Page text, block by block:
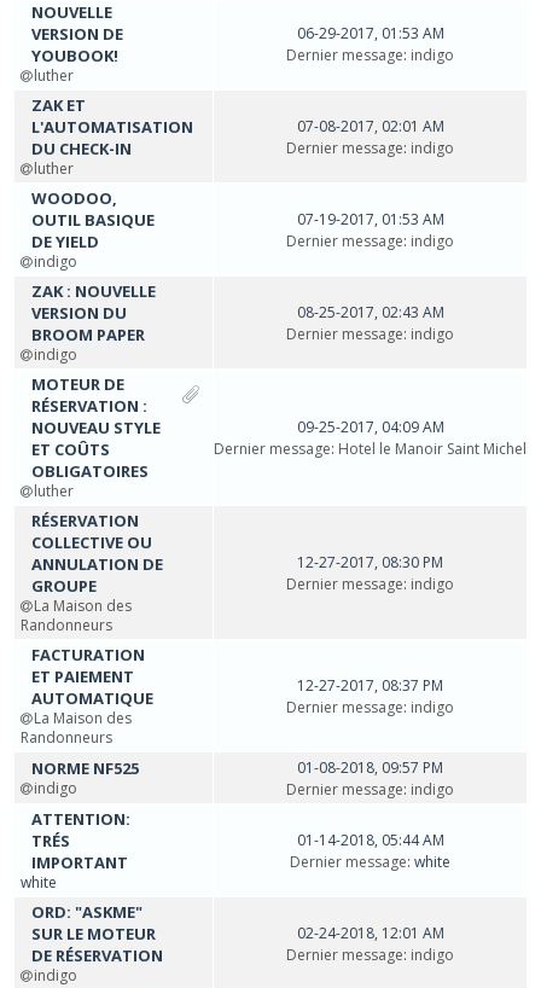
NOUVELLE
VERSION DE
YOUBOOK!
luther
06-29-2017, 01:53 AM
Dernier message: indigo
ZAK ET
L'AUTOMATISATION
DU CHECK-IN
luther
07-08-2017, 02:01 AM
Dernier message: indigo
WOODOO,
OUTIL BASIQUE
DE YIELD
indigo
07-19-2017, 01:53 AM
Dernier message: indigo
ZAK : NOUVELLE
VERSION DU
BROOM PAPER
indigo
08-25-2017, 02:43 AM
Dernier message: indigo
MOTEUR DE
RÉSERVATION :
NOUVEAU STYLE
ET COÛTS
OBLIGATOIRES
luther
09-25-2017, 04:09 AM
Dernier message: Hotel le Manoir Saint Michel
RÉSERVATION
COLLECTIVE OU
ANNULATION DE
GROUPE
La Maison des
Randonneurs
12-27-2017, 08:30 PM
Dernier message: indigo
FACTURATION
ET PAIEMENT
AUTOMATIQUE
La Maison des
Randonneurs
12-27-2017, 08:37 PM
Dernier message: indigo
NORME NF525
indigo
01-08-2018, 09:57 PM
Dernier message: indigo
ATTENTION:
TRÉS
IMPORTANT
white
01-14-2018, 05:44 AM
Dernier message: white
ORD: "ASKME"
SUR LE MOTEUR
DE RÉSERVATION
indigo
02-24-2018, 12:01 AM
Dernier message: indigo